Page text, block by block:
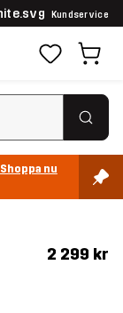
Kundservice
Shoppa nu
2 299 kr